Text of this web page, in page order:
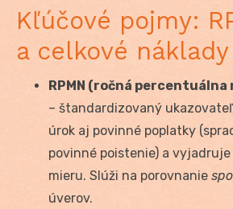
Kľúčové pojmy:
a celkové
RPMN (ročná percentuálna
– štandardizovaný
úrok aj povinné poplatky
povinné poistenie) a
mieru. Slúži na porovnanie
úverov.